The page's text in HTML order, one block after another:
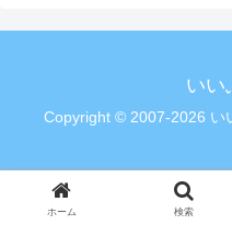
いい
Copyright © 2007-2026 い
ホーム 検索